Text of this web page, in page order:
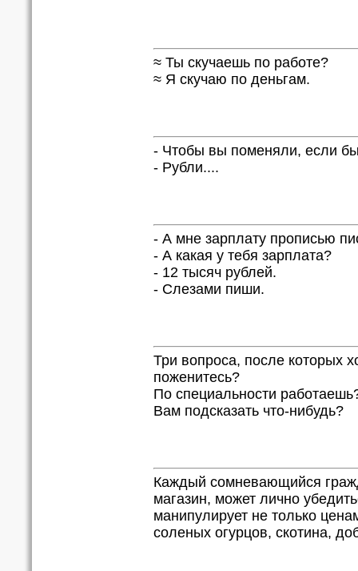
≈ Ты скучаешь по работе?
≈ Я скучаю по деньгам.
- Чтобы вы поменяли, если
- Рубли....
- А мне зарплату прописью
- А какая у тебя зарплата?
- 12 тысяч рублей.
- Слезами пиши.
Три вопроса, после которых
поженитесь?
По специальности
Вам подсказать что-нибудь?
Каждый сомневающийся
магазин, может лично
манипулирует не только
соленых огурцов, скотина,